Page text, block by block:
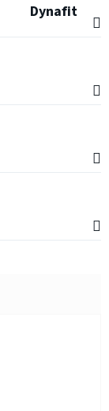
Dynafit